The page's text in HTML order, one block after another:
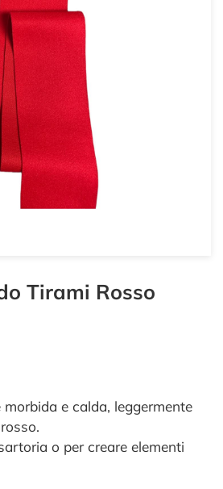
Tirami Rosso
e calda, leggermente
o per creare elementi